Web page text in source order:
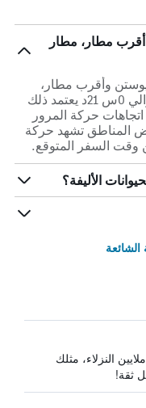
مطار، مطار
نورث يوستن وأقرب مطار،
مطار بلاكبول، تستغرق القيادة عادةً حوالي 0س 21د يعتمد ذلك
حركة المرور
المناطق تشهد حركة
وقت السفر المتوقع.
الأليفة؟
النزلاء، مثلك
ثقة!